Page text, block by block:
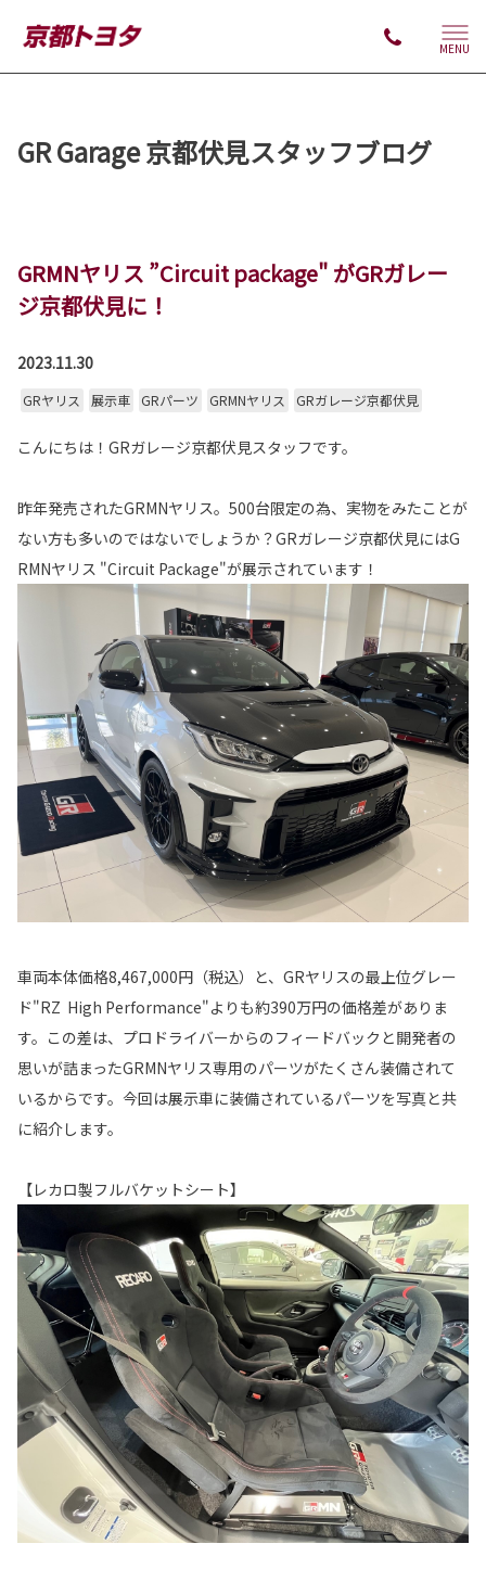
MENU
GR Garage 京都伏見スタッフブログ
GRMNヤリス ”Circuit package" がGRガレー
ジ京都伏見に！
2023.11.30
GRヤリス 展示車 GRパーツ GRMNヤリス GRガレージ京都伏見
こんにちは！GRガレージ京都伏見スタッフです。
昨年発売されたGRMNヤリス。500台限定の為、実物をみたことが
ない方も多いのではないでしょうか？GRガレージ京都伏見にはG
RMNヤリス "Circuit Package"が展示されています！
車両本体価格8,467,000円（税込）と、GRヤリスの最上位グレー
ド"RZ High Performance"よりも約390万円の価格差がありま
す。この差は、プロドライバーからのフィードバックと開発者の
思いが詰まったGRMNヤリス専用のパーツがたくさん装備されて
いるからです。今回は展示車に装備されているパーツを写真と共
に紹介します。
【レカロ製フルバケットシート】